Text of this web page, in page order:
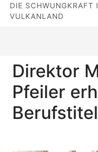
DIE SCHWUNGKRAFT
VULKANLAND
Direktor
Pfeiler